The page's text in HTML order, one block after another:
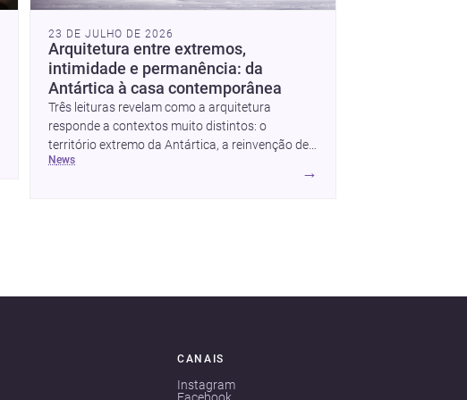
23 DE JULHO DE 2026
Arquitetura entre extremos,
intimidade e permanência: da
Antártica à casa contemporânea
Três leituras revelam como a arquitetura
responde a contextos muito distintos: o
território extremo da Antártica, a reinvenção de
um apartamento em Uehara e a criação de uma
news
→
CANAIS
Instagram